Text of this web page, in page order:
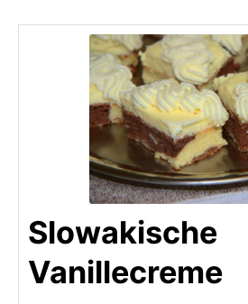
Slowakische
Vanillecreme